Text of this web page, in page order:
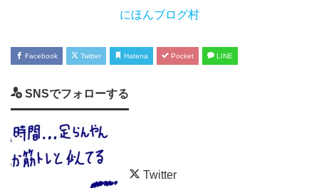
にほんブログ村
Facebook Twitter Hatena Pocket LINE
SNSでフォローする
Twitter